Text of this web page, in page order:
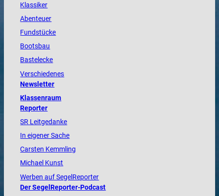
Klassiker
Abenteuer
Fundstücke
Bootsbau
Bastelecke
Verschiedenes
Newsletter
Klassenraum
Reporter
SR Leitgedanke
In eigener Sache
Carsten Kemmling
Michael Kunst
Werben auf SegelReporter
Der SegelReporter-Podcast